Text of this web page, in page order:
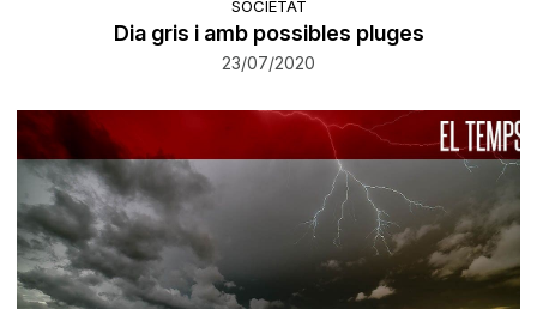
SOCIETAT
Dia gris i amb possibles pluges
23/07/2020